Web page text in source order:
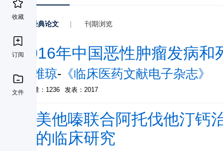
收藏
订阅
文件
经典论文 | 刊期浏览
2016年中国恶性肿瘤发病和
王维琼- 《临床医药文献电子杂志》
被引量：1236 发表：2017
曲美他嗪联合阿托伐他汀
常的临床研究